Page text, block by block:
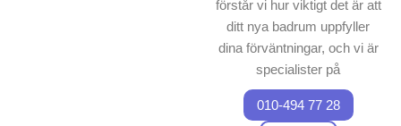
förstår vi hur viktigt det är att
ditt nya badrum uppfyller
dina förväntningar, och vi är
specialister på
badrumsrenovering Härryda
Kommun. Vi erbjuder
010-494 77 28